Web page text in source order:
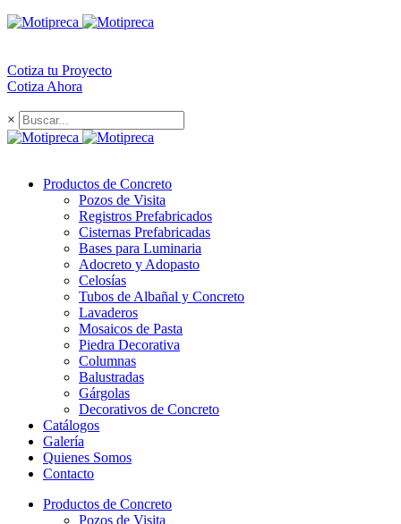
Cotiza tu Proyecto
Cotiza Ahora
×
Productos de Concreto
Pozos de Visita
Registros Prefabricados
Cisternas Prefabricadas
Bases para Luminaria
Adocreto y Adopasto
Celosías
Tubos de Albañal y Concreto
Lavaderos
Mosaicos de Pasta
Piedra Decorativa
Columnas
Balustradas
Gárgolas
Decorativos de Concreto
Catálogos
Galería
Quienes Somos
Contacto
Productos de Concreto
Pozos de Visita